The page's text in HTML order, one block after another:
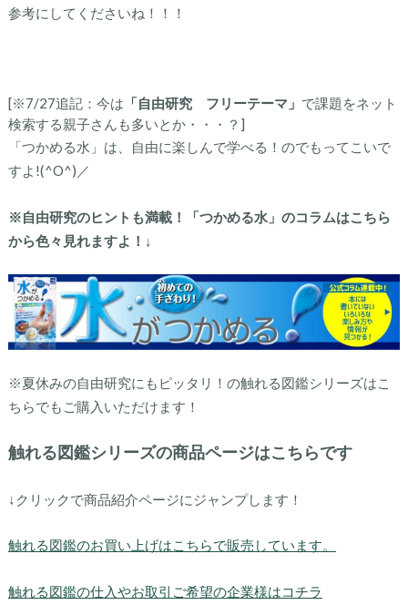
参考にしてくださいね！！！
[※7/27追記：今は 「自由研究 フリーテーマ」 で課題をネット
検索する親子さんも多いとか・・・？]
「つかめる水」は、自由に楽しんで学べる！のでもってこいで
すよ!(^O^)／
※自由研究のヒントも満載！「つかめる水」のコラムはこちら
から色々見れますよ！↓
※夏休みの自由研究にもピッタリ！の触れる図鑑シリーズはこ
ちらでもご購入いただけます！
触れる図鑑シリーズの商品ページはこちらです
↓クリックで商品紹介ページにジャンプします！
触れる図鑑のお買い上げはこちらで販売しています。
触れる図鑑の仕入やお取引ご希望の企業様はコチラ